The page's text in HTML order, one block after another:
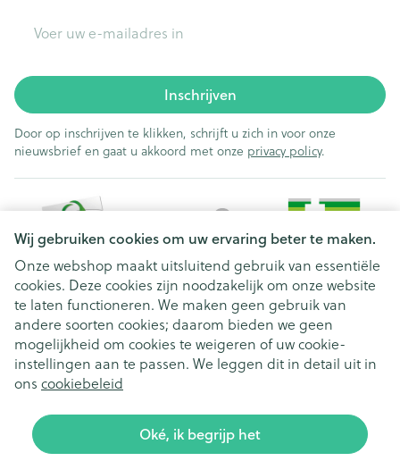
Wij gebruiken cookies om uw ervaring beter te maken.
Onze webshop maakt uitsluitend gebruik van essentiële
cookies. Deze cookies zijn noodzakelijk om onze website
te laten functioneren. We maken geen gebruik van
andere soorten cookies; daarom bieden we geen
mogelijkheid om cookies te weigeren of uw cookie-
instellingen aan te passen. We leggen dit in detail uit in
ons cookiebeleid
Oké, ik begrijp het
Inschrijven
Door op inschrijven te klikken, schrijft u zich in voor onze
nieuwsbrief en gaat u akkoord met onze privacy policy.
Juridische links